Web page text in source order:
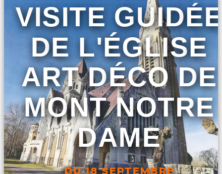
VISITE
DE L'ÉGLISE
ART DÉCO DE
MONT NOTRE
DAME
DU 18 SEPTEMBRE